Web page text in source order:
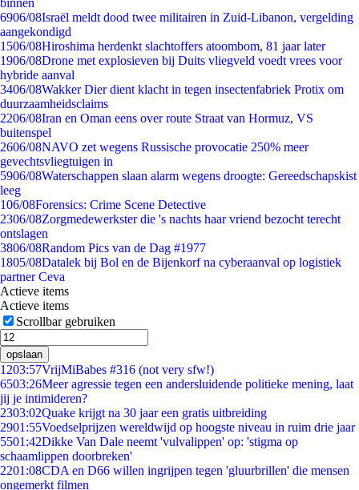
binnen
6906/08Israël meldt dood twee militairen in Zuid-Libanon, vergelding
aangekondigd
1506/08Hiroshima herdenkt slachtoffers atoombom, 81 jaar later
1906/08Drone met explosieven bij Duits vliegveld voedt vrees voor
hybride aanval
3406/08Wakker Dier dient klacht in tegen insectenfabriek Protix om
duurzaamheidsclaims
2206/08Iran en Oman eens over route Straat van Hormuz, VS
buitenspel
2606/08NAVO zet wegens Russische provocatie 250% meer
gevechtsvliegtuigen in
5906/08Waterschappen slaan alarm wegens droogte: Gereedschapskist
leeg
106/08Forensics: Crime Scene Detective
2306/08Zorgmedewerkster die 's nachts haar vriend bezocht terecht
ontslagen
3806/08Random Pics van de Dag #1977
1805/08Datalek bij Bol en de Bijenkorf na cyberaanval op logistiek
partner Ceva
Actieve items
Actieve items
Scrollbar gebruiken
opslaan
1203:57VrijMiBabes #316 (not very sfw!)
6503:26Meer agressie tegen een andersluidende politieke mening, laat
jij je intimideren?
2303:02Quake krijgt na 30 jaar een gratis uitbreiding
2901:55Voedselprijzen wereldwijd op hoogste niveau in ruim drie jaar
5501:42Dikke Van Dale neemt 'vulvalippen' op: 'stigma op
schaamlippen doorbreken'
2201:08CDA en D66 willen ingrijpen tegen 'gluurbrillen' die mensen
ongemerkt filmen